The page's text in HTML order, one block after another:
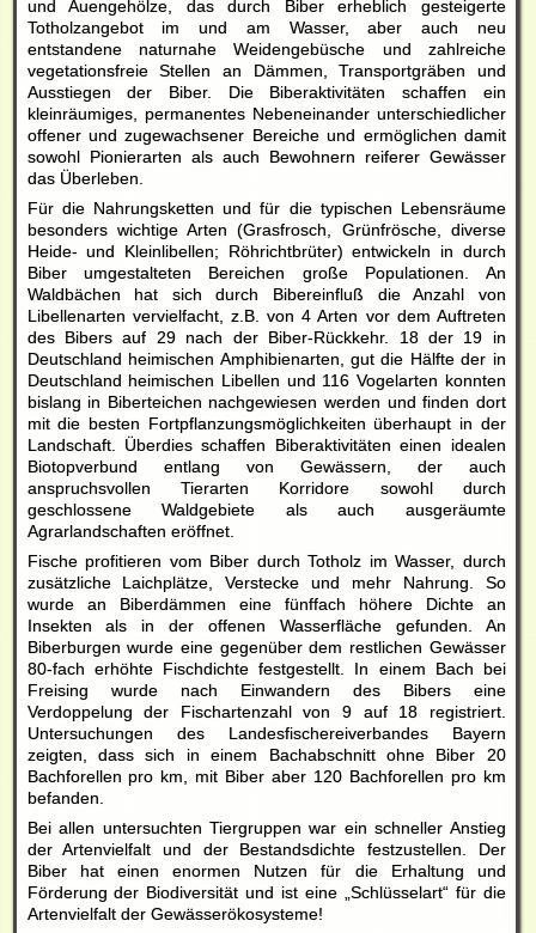
und Auengehölze, das durch Biber erheblich gesteigerte
Totholzangebot im und am Wasser, aber auch neu
entstandene naturnahe Weidengebüsche und zahlreiche
vegetationsfreie Stellen an Dämmen, Transportgräben und
Ausstiegen der Biber. Die Biberaktivitäten schaffen ein
kleinräumiges, permanentes Nebeneinander unterschiedlicher
offener und zugewachsener Bereiche und ermöglichen damit
sowohl Pionierarten als auch Bewohnern reiferer Gewässer
das Überleben.
Für die Nahrungsketten und für die typischen Lebensräume
besonders wichtige Arten (Grasfrosch, Grünfrösche, diverse
Heide- und Kleinlibellen; Röhrichtbrüter) entwickeln in durch
Biber umgestalteten Bereichen große Populationen. An
Waldbächen hat sich durch Bibereinfluß die Anzahl von
Libellenarten vervielfacht, z.B. von 4 Arten vor dem Auftreten
des Bibers auf 29 nach der Biber-Rückkehr. 18 der 19 in
Deutschland heimischen Amphibienarten, gut die Hälfte der in
Deutschland heimischen Libellen und 116 Vogelarten konnten
bislang in Biberteichen nachgewiesen werden und finden dort
mit die besten Fortpflanzungsmöglichkeiten überhaupt in der
Landschaft. Überdies schaffen Biberaktivitäten einen idealen
Biotopverbund entlang von Gewässern, der auch
anspruchsvollen Tierarten Korridore sowohl durch
geschlossene Waldgebiete als auch ausgeräumte
Agrarlandschaften eröffnet.
Fische profitieren vom Biber durch Totholz im Wasser, durch
zusätzliche Laichplätze, Verstecke und mehr Nahrung. So
wurde an Biberdämmen eine fünffach höhere Dichte an
Insekten als in der offenen Wasserfläche gefunden. An
Biberburgen wurde eine gegenüber dem restlichen Gewässer
80-fach erhöhte Fischdichte festgestellt. In einem Bach bei
Freising wurde nach Einwandern des Bibers eine
Verdoppelung der Fischartenzahl von 9 auf 18 registriert.
Untersuchungen des Landesfischereiverbandes Bayern
zeigten, dass sich in einem Bachabschnitt ohne Biber 20
Bachforellen pro km, mit Biber aber 120 Bachforellen pro km
befanden.
Bei allen untersuchten Tiergruppen war ein schneller Anstieg
der Artenvielfalt und der Bestandsdichte festzustellen. Der
Biber hat einen enormen Nutzen für die Erhaltung und
Förderung der Biodiversität und ist eine „Schlüsselart“ für die
Artenvielfalt der Gewässerökosysteme!